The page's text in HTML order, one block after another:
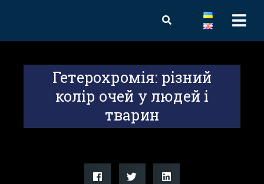
Гетерохромія: різний
колір очей у людей і
тварин